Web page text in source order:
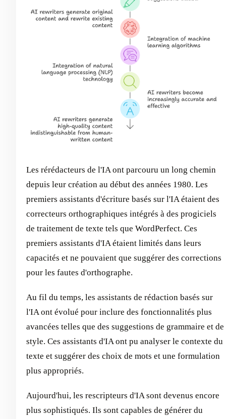
Les rérédacteurs de l'IA ont parcouru un long chemin
depuis leur création au début des années 1980. Les
premiers assistants d'écriture basés sur l'IA étaient des
correcteurs orthographiques intégrés à des progiciels
de traitement de texte tels que WordPerfect. Ces
premiers assistants d'IA étaient limités dans leurs
capacités et ne pouvaient que suggérer des corrections
pour les fautes d'orthographe.
Au fil du temps, les assistants de rédaction basés sur
l'IA ont évolué pour inclure des fonctionnalités plus
avancées telles que des suggestions de grammaire et de
style. Ces assistants d'IA ont pu analyser le contexte du
texte et suggérer des choix de mots et une formulation
plus appropriés.
Aujourd'hui, les rescripteurs d'IA sont devenus encore
plus sophistiqués. Ils sont capables de générer du